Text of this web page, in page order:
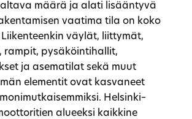
määrä ja alati lisääntyvä
vaatima tila on koko
väylät, liittymät,
rampit, pysäköintihallit,
ja asematilat sekä muut
elementit ovat kasvaneet
Helsinki–
alueeksi kaikkine